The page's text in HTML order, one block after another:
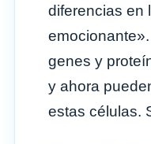
diferencias en
genes y
y ahora
estas células.